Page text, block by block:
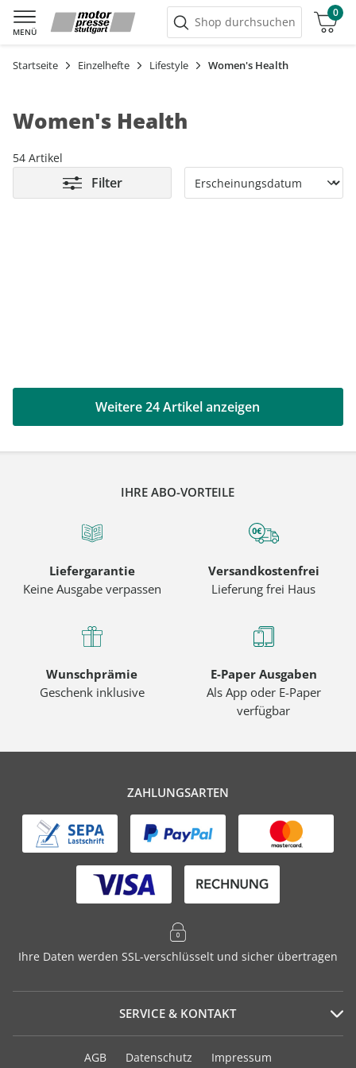
MENÜ
Shop durchsuchen
0
Warenkorb
Startseite Einzelhefte Lifestyle Women's Health
Women's Health
54 Artikel
Filter
Weitere 24 Artikel anzeigen
IHRE ABO-VORTEILE
Liefergarantie
Keine Ausgabe verpassen
Versandkostenfrei
Lieferung frei Haus
Wunschprämie
Geschenk inklusive
E-Paper Ausgaben
Als App oder E-Paper
verfügbar
ZAHLUNGSARTEN
Ihre Daten werden SSL-verschlüsselt und sicher übertragen
SERVICE & KONTAKT
Serviceportal
AGB Datenschutz Impressum